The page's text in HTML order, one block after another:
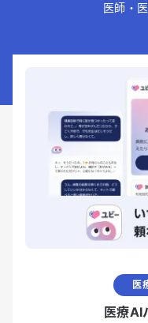
医師・
医
医療AI